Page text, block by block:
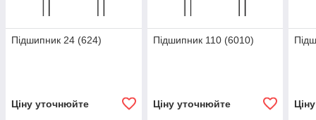
Підшипник 24 (624)
Ціну уточнюйте
Підшипник 110 (6010)
Ціну уточнюйте